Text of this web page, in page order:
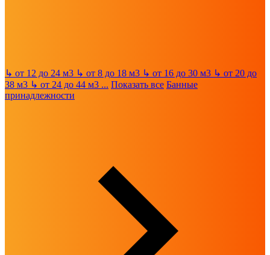
↳ от 12 до 24 м3 ↳ от 8 до 18 м3 ↳ от 16 до 30 м3 ↳ от 20 до
38 м3 ↳ от 24 до 44 м3 ... Показать все Банные
принадлежности